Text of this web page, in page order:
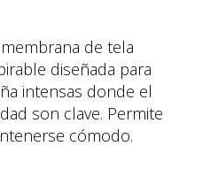
de tela
diseñada para
intensas donde el
son clave. Permite
cómodo.